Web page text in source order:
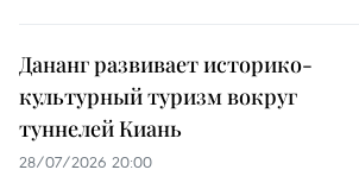
Дананг развивает историко-
культурный туризм вокруг
туннелей Киань
28/07/2026 20:00